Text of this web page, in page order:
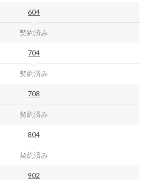
604
契約済み
704
契約済み
708
契約済み
804
契約済み
902